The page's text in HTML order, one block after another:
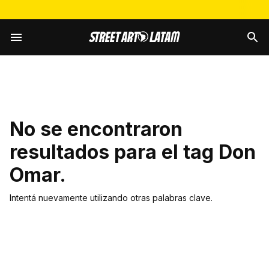
No se encontraron
resultados para el tag Don
Omar.
Intentá nuevamente utilizando otras palabras clave.